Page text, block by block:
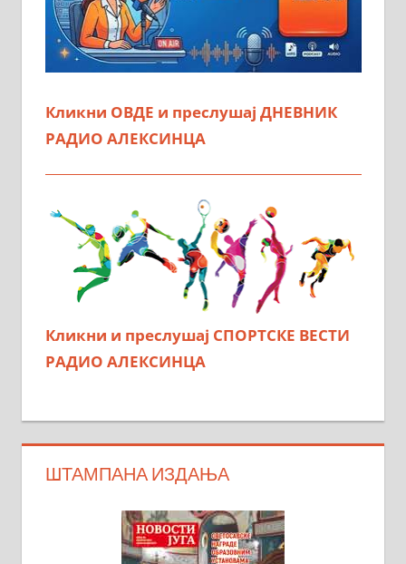
Кликни ОВДЕ и преслушај ДНЕВНИК
РАДИО АЛЕКСИНЦА
Кликни и преслушај СПОРТСКЕ ВЕСТИ
РАДИО АЛЕКСИНЦА
ШТАМПАНА ИЗДАЊА